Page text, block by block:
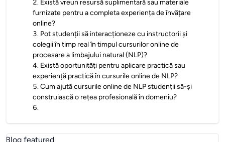
2. Există vreun resursă suplimentară sau materiale
furnizate pentru a completa experiența de învățare
online?
3. Pot studenții să interacționeze cu instructorii și
colegii în timp real în timpul cursurilor online de
procesare a limbajului natural (NLP)?
4. Există oportunități pentru aplicare practică sau
experiență practică în cursurile online de NLP?
5.Cum ajută cursurile online de NLP studenții să-și
construiască o rețea profesională în domeniu?
6.